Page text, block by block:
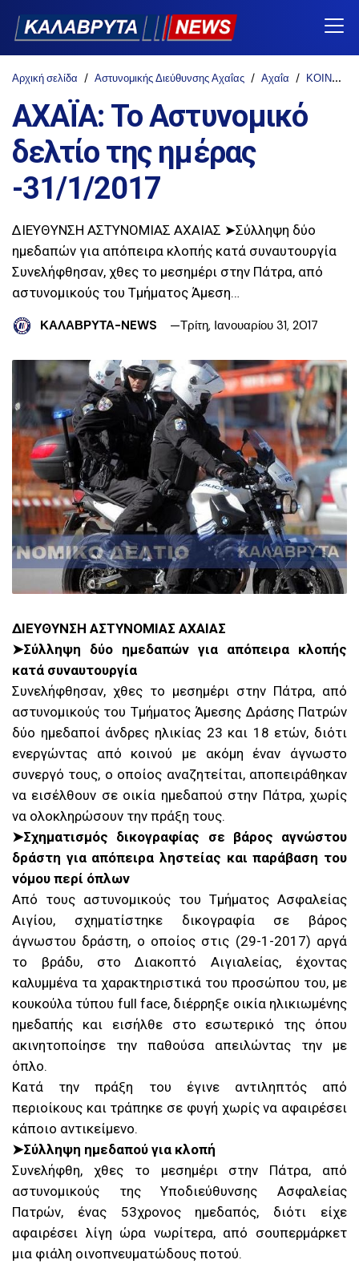
Αρχική σελίδα Αστυνομικής Διεύθυνσης Αχαΐας Αχαΐα ΚΟΙΝΩΝΙΑ
ΑΧΑΪΑ: Το Αστυνομικό
δελτίο της ημέρας
-31/1/2017
ΔΙΕΥΘΥΝΣΗ ΑΣΤΥΝΟΜΙΑΣ ΑΧΑΙΑΣ ➤Σύλληψη δύο
ημεδαπών για απόπειρα κλοπής κατά συναυτουργία
Συνελήφθησαν, χθες το μεσημέρι στην Πάτρα, από
αστυνομικούς του Τμήματος Άμεση…
ΚΑΛΑΒΡΥΤΑ-NEWS Τρίτη, Ιανουαρίου 31, 2017
ΔΙΕΥΘΥΝΣΗ ΑΣΤΥΝΟΜΙΑΣ ΑΧΑΙΑΣ
➤Σύλληψη δύο ημεδαπών για απόπειρα κλοπής
κατά συναυτουργία
Συνελήφθησαν, χθες το μεσημέρι στην Πάτρα, από
αστυνομικούς του Τμήματος Άμεσης Δράσης Πατρών
δύο ημεδαποί άνδρες ηλικίας 23 και 18 ετών, διότι
ενεργώντας από κοινού με ακόμη έναν άγνωστο
συνεργό τους, ο οποίος αναζητείται, αποπειράθηκαν
να εισέλθουν σε οικία ημεδαπού στην Πάτρα, χωρίς
να ολοκληρώσουν την πράξη τους.
➤Σχηματισμός δικογραφίας σε βάρος αγνώστου
δράστη για απόπειρα ληστείας και παράβαση του
νόμου περί όπλων
Από τους αστυνομικούς του Τμήματος Ασφαλείας
Αιγίου, σχηματίστηκε δικογραφία σε βάρος
άγνωστου δράστη, ο οποίος στις (29-1-2017) αργά
το βράδυ, στο Διακοπτό Αιγιαλείας, έχοντας
καλυμμένα τα χαρακτηριστικά του προσώπου του, με
κουκούλα τύπου full face, διέρρηξε οικία ηλικιωμένης
ημεδαπής και εισήλθε στο εσωτερικό της όπου
ακινητοποίησε την παθούσα απειλώντας την με
όπλο.
Κατά την πράξη του έγινε αντιληπτός από
περιοίκους και τράπηκε σε φυγή χωρίς να αφαιρέσει
κάποιο αντικείμενο.
➤Σύλληψη ημεδαπού για κλοπή
Συνελήφθη, χθες το μεσημέρι στην Πάτρα, από
αστυνομικούς της Υποδιεύθυνσης Ασφαλείας
Πατρών, ένας 53χρονος ημεδαπός, διότι είχε
αφαιρέσει λίγη ώρα νωρίτερα, από σουπερμάρκετ
μια φιάλη οινοπνευματώδους ποτού.